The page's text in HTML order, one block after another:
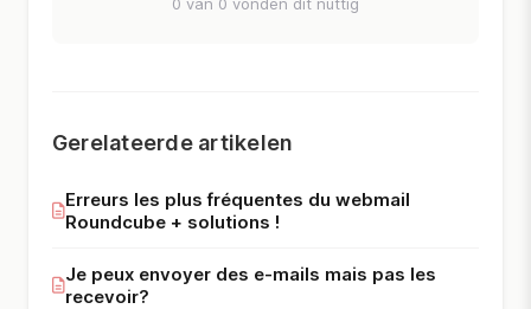
Gerelateerde artikelen
Erreurs les plus fréquentes du webmail
Roundcube + solutions !
Je peux envoyer des e-mails mais pas les
recevoir?